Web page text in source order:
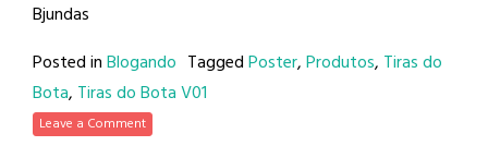
Bjundas
Posted inBlogando TaggedPoster,Produtos, Tiras do
Bota, Tiras do Bota V01
Leave a Comment